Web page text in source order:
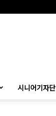
시니어기자단